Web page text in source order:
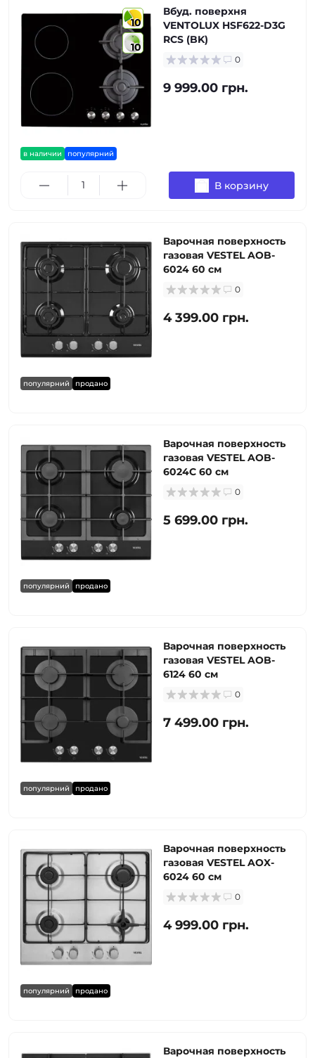
10
10
в наличии популярний
Вбуд. поверхня
VENTOLUX HSF622-D3G
RCS (BK)
0
9 999.00 грн.
В корзину
популярний продано
Варочная поверхность
газовая VESTEL AOB-
6024 60 см
0
4 399.00 грн.
популярний продано
Варочная поверхность
газовая VESTEL AOB-
6024C 60 см
0
5 699.00 грн.
популярний продано
Варочная поверхность
газовая VESTEL AOB-
6124 60 см
0
7 499.00 грн.
популярний продано
Варочная поверхность
газовая VESTEL AOX-
6024 60 см
0
4 999.00 грн.
Варочная поверхность